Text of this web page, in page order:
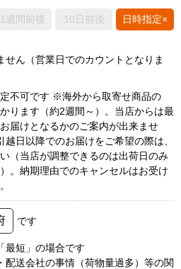
1週間前後 10日前後 日時指定×
ん（営業日でのカウントとなりま
不可です ※海外から取寄せ商品の
ります（約2週間～）。当店からは最
届けとなるかのご案内が出来ませ
日以降でのお届けをご希望の際は、
（当店が調整できるのは出荷日のみ
。納期理由でのキャンセルはお受け
です
最短」の場合です
配送会社の事情（荷物量過多）等の関